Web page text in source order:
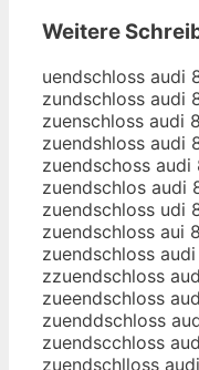
Weitere
uendschloss audi
zundschloss audi
zuenschloss audi
zuendshloss audi
zuendschoss
zuendschlos audi
zuendschloss udi
zuendschloss aui
zuendschloss
zzuendschloss
zueendschloss
zuenddschloss
zuendscchloss
zuendschlloss